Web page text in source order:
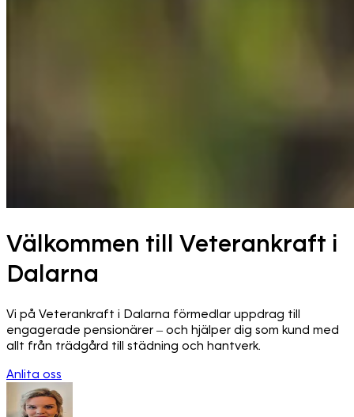
Välkommen till Veterankraft i
Dalarna
Vi på Veterankraft i Dalarna förmedlar uppdrag till
engagerade pensionärer – och hjälper dig som kund med
allt från trädgård till städning och hantverk.
Anlita oss